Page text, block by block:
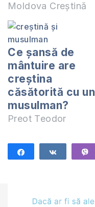
Moldova Creștină
Ce şansă de
mântuire are
creştina
căsătorită cu un
musulman?
Preot Teodor
Share Share